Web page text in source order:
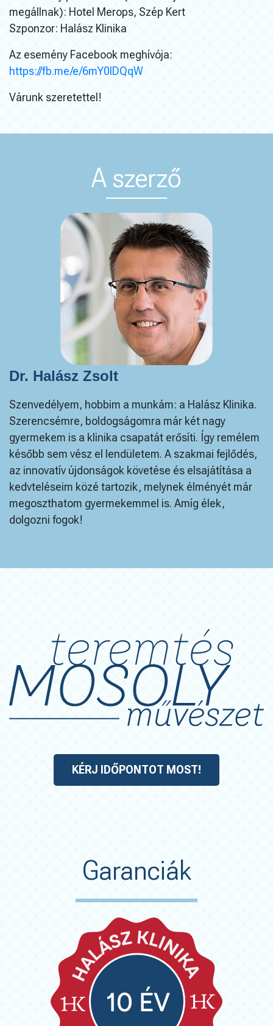
megállnak): Hotel Merops, Szép Kert
Szponzor: Halász Klinika
Az esemény Facebook meghívója:
https://fb.me/e/6mY0lDQqW
Várunk szeretettel!
A szerző
Dr. Halász Zsolt
Szenvedélyem, hobbim a munkám: a Halász Klinika.
Szerencsémre, boldogságomra már két nagy
gyermekem is a klinika csapatát erősíti. Így remélem
később sem vész el lendületem. A szakmai fejlődés,
az innovatív újdonságok követése és elsajátítása a
kedvteléseim közé tartozik, melynek élményét már
megoszthatom gyermekemmel is. Amíg élek,
dolgozni fogok!
KÉRJ IDŐPONTOT MOST!
Garanciák